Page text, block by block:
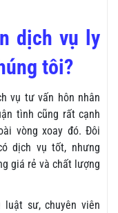
dịch vụ ly
tôi?
vụ tư vấn hôn nhân
tình cũng rất cạnh
vòng xoay đó. Đôi
dịch vụ tốt, nhưng
giá rẻ và chất lượng
luật sư, chuyên viên